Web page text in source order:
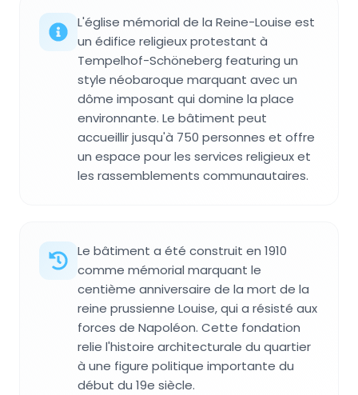
L'église mémorial de la Reine-Louise est
un édifice religieux protestant à
Tempelhof-Schöneberg featuring un
style néobaroque marquant avec un
dôme imposant qui domine la place
environnante. Le bâtiment peut
accueillir jusqu'à 750 personnes et offre
un espace pour les services religieux et
les rassemblements communautaires.
Le bâtiment a été construit en 1910
comme mémorial marquant le
centième anniversaire de la mort de la
reine prussienne Louise, qui a résisté aux
forces de Napoléon. Cette fondation
relie l'histoire architecturale du quartier
à une figure politique importante du
début du 19e siècle.